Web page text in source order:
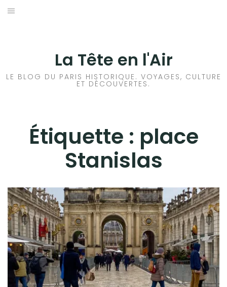
Aller
La Tête en l'Air
LE BLOG DU PARIS HISTORIQUE. VOYAGES, CULTURE
ET DÉCOUVERTES.
Étiquette : place
Stanislas
HISTOIRES EN ILE DE FRANCE
VOYAGES À L’ÉTRANGER